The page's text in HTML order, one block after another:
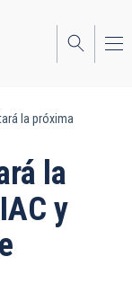
la próxima
la
y